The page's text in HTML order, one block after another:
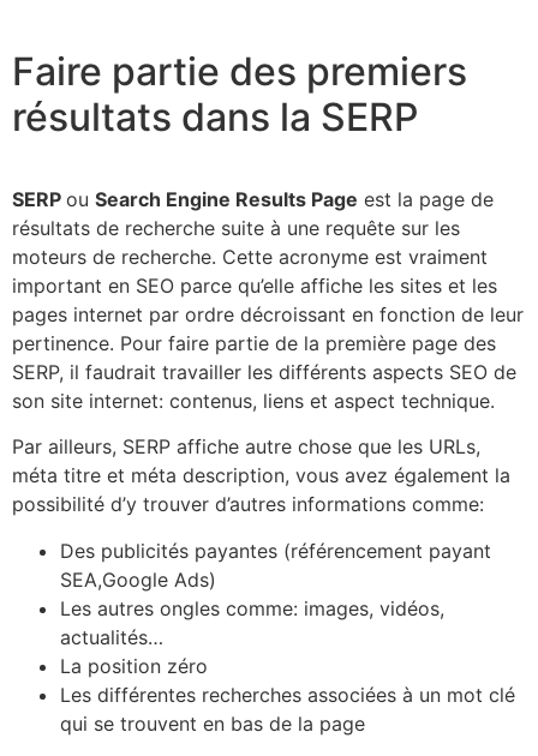
Faire partie des premiers
résultats dans la SERP
SERP ou Search Engine Results Page est la page de
résultats de recherche suite à une requête sur les
moteurs de recherche. Cette acronyme est vraiment
important en SEO parce qu’elle affiche les sites et les
pages internet par ordre décroissant en fonction de leur
pertinence. Pour faire partie de la première page des
SERP, il faudrait travailler les différents aspects SEO de
son site internet: contenus, liens et aspect technique.
Par ailleurs, SERP affiche autre chose que les URLs,
méta titre et méta description, vous avez également la
possibilité d’y trouver d’autres informations comme:
Des publicités payantes (référencement payant
SEA,Google Ads)
Les autres ongles comme: images, vidéos,
actualités…
La position zéro
Les différentes recherches associées à un mot clé
qui se trouvent en bas de la page